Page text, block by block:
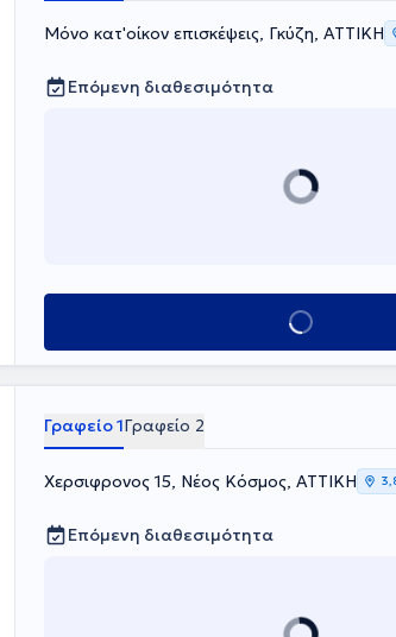
Μόνο κατ'οίκον επισκέψεις, Γκύζη, ΑΤΤΙΚΗ
Επόμενη διαθεσιμότητα
Κλείσε ραντεβού
Γραφείο 1Γραφείο 2
Χερσιφρονος 15, Νέος Κόσμος, ΑΤΤΙΚΗ
Επόμενη διαθεσιμότητα